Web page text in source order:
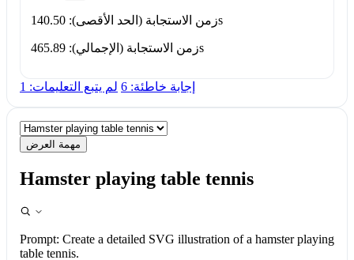
زمن الاستجابة (الحد الأقصى): 140.50s
زمن الاستجابة (الإجمالي): 465.89s
إجابة خاطئة: 6 لم يتبع التعليمات: 1
مهمة العرض
Hamster playing table tennis
Prompt: Create a detailed SVG illustration of a hamster playing
table tennis.